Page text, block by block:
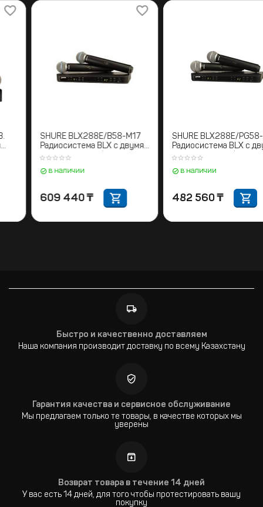
SHURE BLX288E/B58-M17
Радиосистема BLX с двумя
ручными микрофонами
в наличии
609 440 ₸
SHURE BLX288E/PG58-K3E
Радиосистема BLX с двумя
ручными микрофонами
в наличии
482 560₸
Быстро и качественно доставляем
Наша компания производит доставку по всему Казахстану
Гарантия качества и сервисное обслуживание
Мы предлагаем только те товары, в качестве которых мы
уверены
Возврат товара в течение 14 дней
У вас есть 14 дней, для того чтобы протестировать вашу
покупку